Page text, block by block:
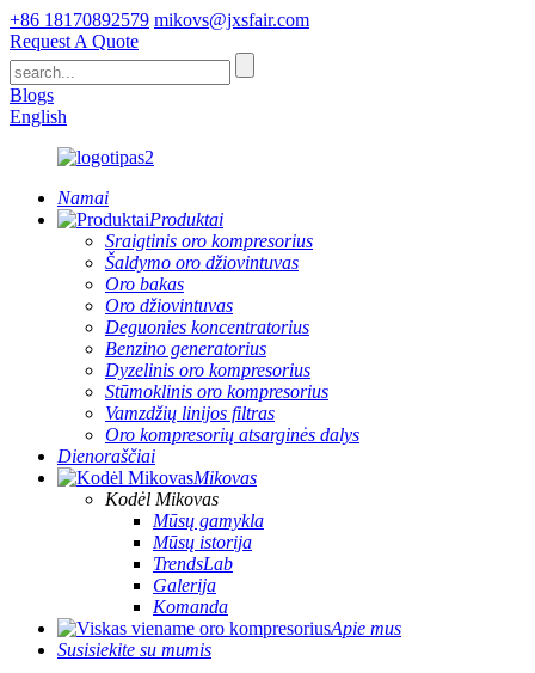
+86 18170892579 mikovs@jxsfair.com
Request A Quote
Blogs
English
Namai
Produktai
Sraigtinis oro kompresorius
Šaldymo oro džiovintuvas
Oro bakas
Oro džiovintuvas
Deguonies koncentratorius
Benzino generatorius
Dyzelinis oro kompresorius
Stūmoklinis oro kompresorius
Vamzdžių linijos filtras
Oro kompresorių atsarginės dalys
Dienoraščiai
Mikovas
Kodėl Mikovas
Mūsų gamykla
Mūsų istorija
TrendsLab
Galerija
Komanda
Apie mus
Susisiekite su mumis